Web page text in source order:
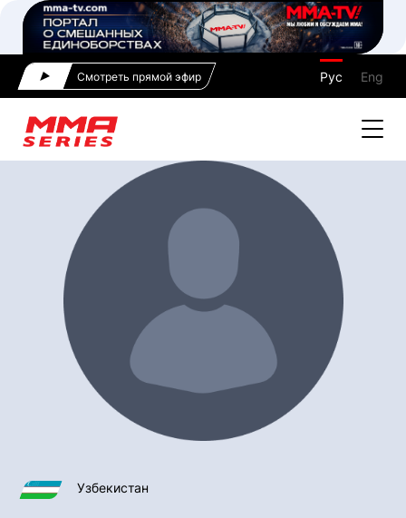
Смотреть прямой эфир Рус Eng
Узбекистан